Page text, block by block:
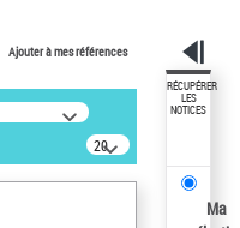
Ajouter à mes références
20
résultats/page
RÉCUPÉRER
LES
NOTICES
Ma